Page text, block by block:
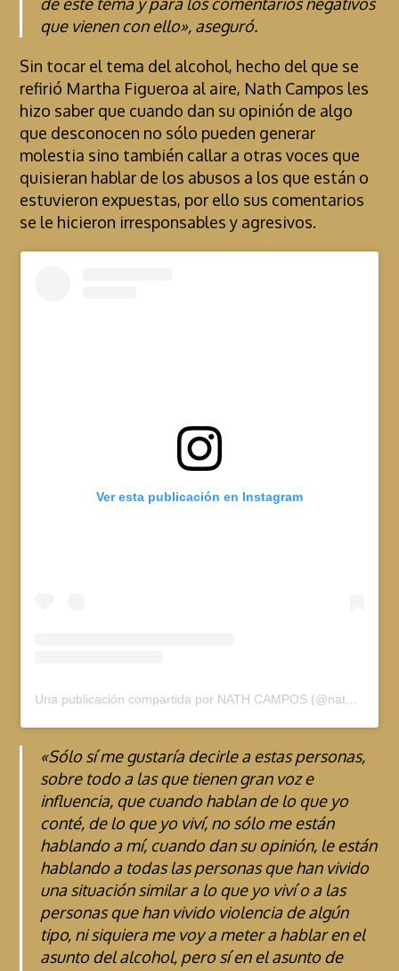
que vienen con ello», aseguró.
Sin tocar el tema del alcohol, hecho del que se
refirió Martha Figueroa al aire, Nath Campos les
hizo saber que cuando dan su opinión de algo
que desconocen no sólo pueden generar
molestia sino también callar a otras voces que
quisieran hablar de los abusos a los que están o
estuvieron expuestas, por ello sus comentarios
se le hicieron irresponsables y agresivos.
Ver esta publicación en Instagram
Una publicación compartida por NATH CAMPOS (@nathcampost)
«Sólo sí me gustaría decirle a estas personas,
sobre todo a las que tienen gran voz e
influencia, que cuando hablan de lo que yo
conté, de lo que yo viví, no sólo me están
hablando a mí, cuando dan su opinión, le están
hablando a todas las personas que han vivido
una situación similar a lo que yo viví o a las
personas que han vivido violencia de algún
tipo, ni siquiera me voy a meter a hablar en el
asunto del alcohol, pero sí en el asunto de